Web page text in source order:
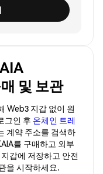
및 보관
Web3 지갑 없이 원
그인 후 온체인 트레
계약 주소를 검색하
를 구매하고 외부
갑에 저장하고 안전
을 시작하세요.